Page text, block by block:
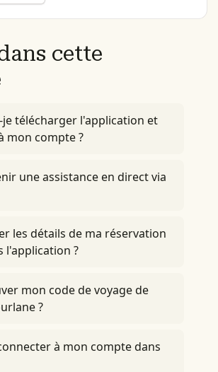
cette
télécharger l'application et
mon compte ?
une assistance en direct via
les détails de ma réservation
l'application ?
mon code de voyage de
?
à mon compte dans